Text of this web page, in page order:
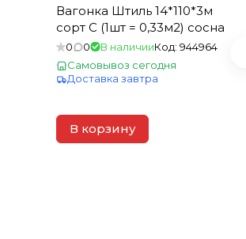
Вагонка Штиль 14*110*3м
сорт С (1шт = 0,33м2) сосна
0 0 В наличииКод: 944964
Самовывоз сегодня
Доставка завтра
В корзину